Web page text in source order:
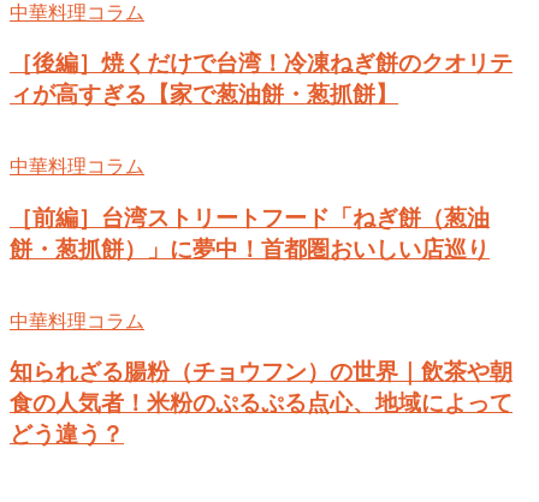
中華料理コラム
［後編］焼くだけで台湾！冷凍ねぎ餅のクオリテ
ィが高すぎる【家で葱油餅・葱抓餅】
中華料理コラム
［前編］台湾ストリートフード「ねぎ餅（葱油
餅・葱抓餅）」に夢中！首都圏おいしい店巡り
中華料理コラム
知られざる腸粉（チョウフン）の世界｜飲茶や朝
食の人気者！米粉のぷるぷる点心、地域によって
どう違う？